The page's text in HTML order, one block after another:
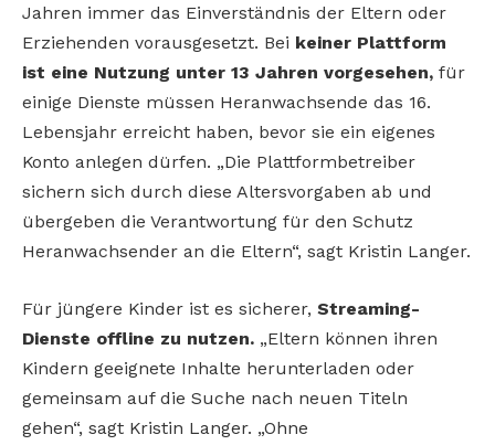
Jahren immer das Einverständnis der Eltern oder
Erziehenden vorausgesetzt. Bei keiner Plattform
ist eine Nutzung unter 13 Jahren vorgesehen, für
einige Dienste müssen Heranwachsende das 16.
Lebensjahr erreicht haben, bevor sie ein eigenes
Konto anlegen dürfen. „Die Plattformbetreiber
sichern sich durch diese Altersvorgaben ab und
übergeben die Verantwortung für den Schutz
Heranwachsender an die Eltern“, sagt Kristin Langer.
Für jüngere Kinder ist es sicherer, Streaming-
Dienste offline zu nutzen. „Eltern können ihren
Kindern geeignete Inhalte herunterladen oder
gemeinsam auf die Suche nach neuen Titeln
gehen“, sagt Kristin Langer. „Ohne